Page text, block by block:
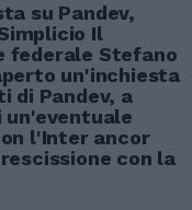
su Pandev,
Il
federale Stefano
un'inchiesta
di Pandev, a
un'eventuale
l'Inter ancor
con la